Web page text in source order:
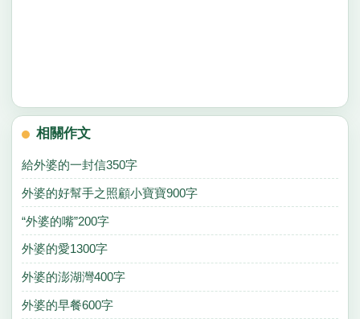
相關作文
給外婆的一封信350字
外婆的好幫手之照顧小寶寶900字
“外婆的嘴”200字
外婆的愛1300字
外婆的澎湖灣400字
外婆的早餐600字